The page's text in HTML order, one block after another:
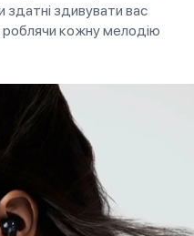
здатні здивувати вас
роблячи кожну мелодію